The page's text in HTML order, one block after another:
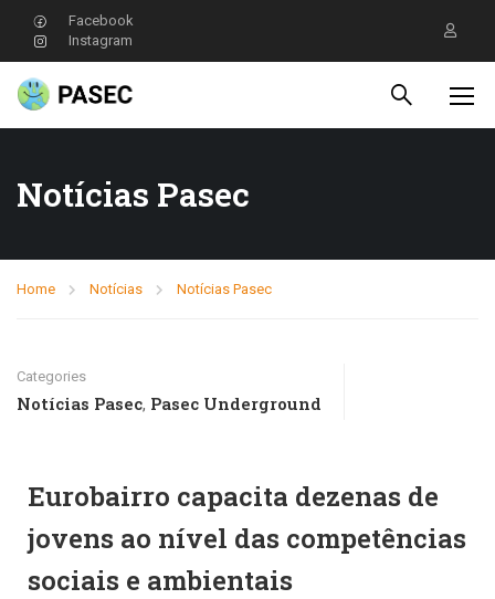
Facebook
Instagram
Notícias Pasec
Home Notícias Notícias Pasec
Categories
Notícias Pasec, Pasec Underground
Eurobairro capacita dezenas de
jovens ao nível das competências
sociais e ambientais